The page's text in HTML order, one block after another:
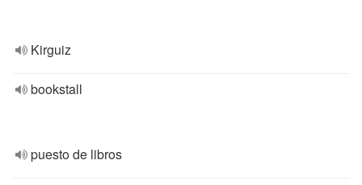
Kirguiz
bookstall
puesto de libros